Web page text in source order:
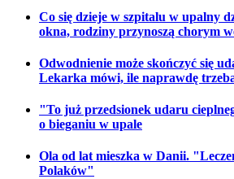
Co się dzieje w szpitalu w upalny
okna, rodziny przynoszą chorym
Odwodnienie może skończyć się
Lekarka mówi, ile naprawdę
"To już przedsionek udaru
o bieganiu w upale
Ola od lat mieszka w Danii.
Polaków"